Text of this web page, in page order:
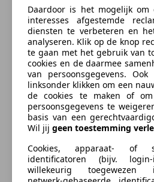
Elektrische ramen
Hill-Hold Control
Navigatiesysteem
Schuifdeur rechts
Start/Stop-systeem
Entertainment en Media
Boordcomputer
Veiligheid en beveiliging
ABS
Airbag bestuurder
Beschrijving
Voor een afspraak of
met ons opnemen. 010-451 69
Neem graag contact op voor
451 69 27
VOOR EXTRA INFO BUITEN
BEL TOT 21.00 UUR NAAR
53143010.
Daardoor is het mogelijk om
interesses afgestemde
diensten te verbeteren en
analyseren. Klik op de knop
te gaan met het gebruik van
cookies en de daarmee
van persoonsgegevens.
linksonder klikken om een
de cookies te maken of
persoonsgegevens te
basis van een
Wil jij geen toestemming
Cookies, apparaat- of
identificatoren (bijv. login-
willekeurig toegewezen